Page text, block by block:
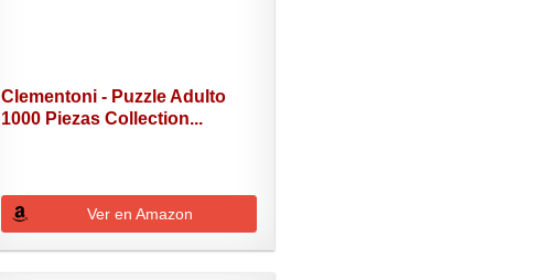
Clementoni - Puzzle Adulto
1000 Piezas Collection...
Ver en Amazon